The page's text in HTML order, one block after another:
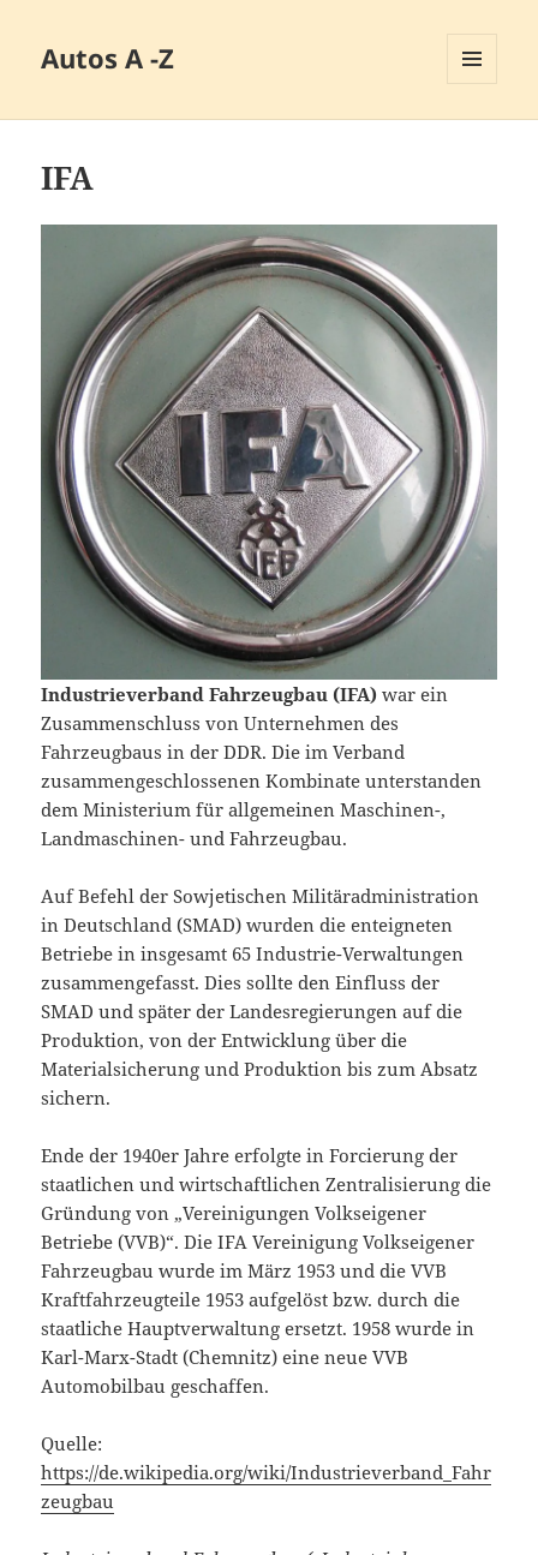
Autos A -Z
IFA
Industrieverband Fahrzeugbau (IFA) war ein
Zusammenschluss von Unternehmen des
Fahrzeugbaus in der DDR. Die im Verband
zusammengeschlossenen Kombinate unterstanden
dem Ministerium für allgemeinen Maschinen-,
Landmaschinen- und Fahrzeugbau.
Auf Befehl der Sowjetischen Militäradministration
in Deutschland (SMAD) wurden die enteigneten
Betriebe in insgesamt 65 Industrie-Verwaltungen
zusammengefasst. Dies sollte den Einfluss der
SMAD und später der Landesregierungen auf die
Produktion, von der Entwicklung über die
Materialsicherung und Produktion bis zum Absatz
sichern.
Ende der 1940er Jahre erfolgte in Forcierung der
staatlichen und wirtschaftlichen Zentralisierung die
Gründung von „Vereinigungen Volkseigener
Betriebe (VVB)“. Die IFA Vereinigung Volkseigener
Fahrzeugbau wurde im März 1953 und die VVB
Kraftfahrzeugteile 1953 aufgelöst bzw. durch die
staatliche Hauptverwaltung ersetzt. 1958 wurde in
Karl-Marx-Stadt (Chemnitz) eine neue VVB
Automobilbau geschaffen.
Quelle:
https://de.wikipedia.org/wiki/Industrieverband_Fahr
zeugbau